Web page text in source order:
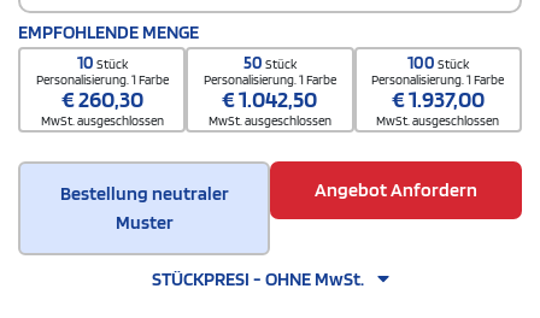
EMPFOHLENDE MENGE
10 Stück
Personalisierung. 1 Farbe
€260,30
MwSt. ausgeschlossen
50 Stück
Personalisierung. 1 Farbe
€1.042,50
MwSt. ausgeschlossen
100 Stück
Personalisierung. 1 Farbe
€1.937,00
MwSt. ausgeschlossen
Bestellung neutraler
Muster
Angebot Anfordern
STÜCKPRESI - OHNE MwSt.